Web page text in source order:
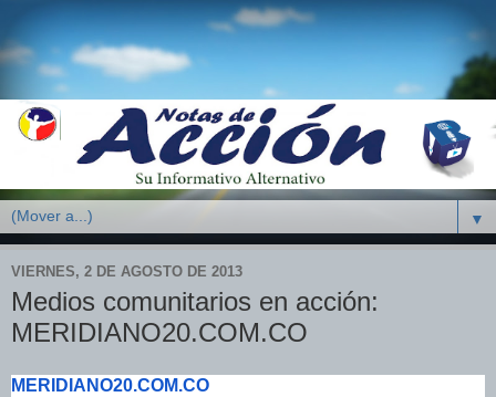
▼
VIERNES, 2 DE AGOSTO DE 2013
Medios comunitarios en acción:
MERIDIANO20.COM.CO
MERIDIANO20.COM.CO